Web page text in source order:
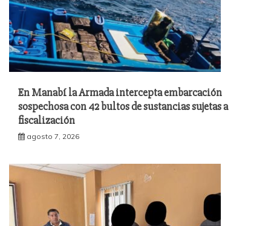
En Manabí la Armada intercepta embarcación
sospechosa con 42 bultos de sustancias sujetas a
fiscalización
agosto 7, 2026